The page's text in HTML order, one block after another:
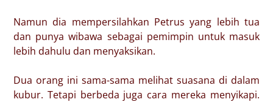
Namun dia mempersilahkan Petrus yang lebih tua
dan punya wibawa sebagai pemimpin untuk masuk
lebih dahulu dan menyaksikan.
Dua orang ini sama-sama melihat suasana di dalam
kubur. Tetapi berbeda juga cara mereka menyikapi.